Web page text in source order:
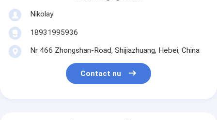
Nikolay
18931995936
Nr 466 Zhongshan-Road, Shijiazhuang, Hebei, China
Contact nu